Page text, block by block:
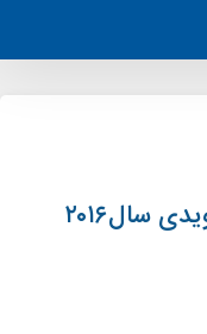
معرفی بهترین بازی های اندرویدی سال۲۰۱۶